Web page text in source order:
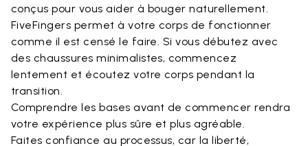
conçus pour vous aider à bouger naturellement.
FiveFingers permet à votre corps de fonctionner
comme il est censé le faire. Si vous débutez avec
des chaussures minimalistes, commencez
lentement et écoutez votre corps pendant la
transition.
Comprendre les bases avant de commencer rendra
votre expérience plus sûre et plus agréable.
Faites confiance au processus, car la liberté,